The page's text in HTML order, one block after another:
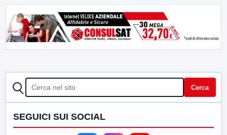
CERCA Cerca
SEGUICI SUI SOCIAL